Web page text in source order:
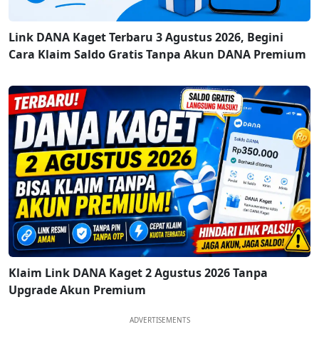
Link DANA Kaget Terbaru 3 Agustus 2026, Begini
Cara Klaim Saldo Gratis Tanpa Akun DANA Premium
Klaim Link DANA Kaget 2 Agustus 2026 Tanpa
Upgrade Akun Premium
ADVERTISEMENTS